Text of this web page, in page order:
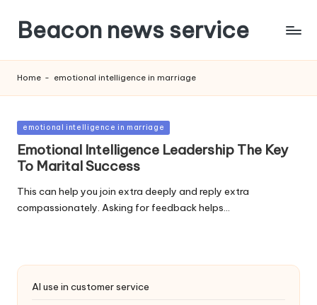
Beacon news service
Home - emotional intelligence in marriage
Posted
in
emotional intelligence in marriage
Emotional Intelligence Leadership The Key
To Marital Success
This can help you join extra deeply and reply extra
compassionately. Asking for feedback helps…
AI use in customer service